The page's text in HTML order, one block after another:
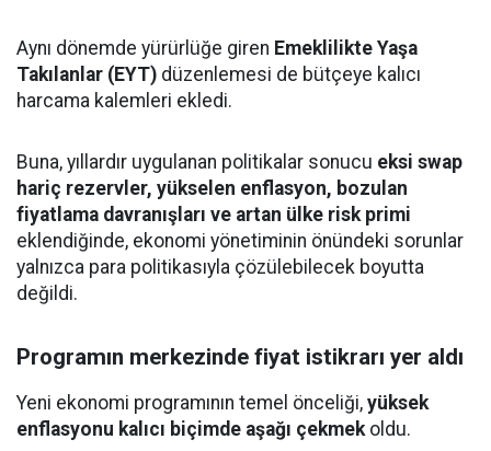
Aynı dönemde yürürlüğe giren Emeklilikte Yaşa
Takılanlar (EYT) düzenlemesi de bütçeye kalıcı
harcama kalemleri ekledi.
Buna, yıllardır uygulanan politikalar sonucu eksi swap
hariç rezervler, yükselen enflasyon, bozulan
fiyatlama davranışları ve artan ülke risk primi
eklendiğinde, ekonomi yönetiminin önündeki sorunlar
yalnızca para politikasıyla çözülebilecek boyutta
değildi.
Programın merkezinde fiyat istikrarı yer aldı
Yeni ekonomi programının temel önceliği, yüksek
enflasyonu kalıcı biçimde aşağı çekmekoldu.